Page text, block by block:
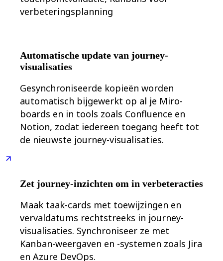
verbeteringsplanning
Automatische update van journey-
visualisaties
Gesynchroniseerde kopieën worden
automatisch bijgewerkt op al je Miro-
boards en in tools zoals Confluence en
Notion, zodat iedereen toegang heeft tot
de nieuwste journey-visualisaties.
Zet journey-inzichten om in verbeteracties
Maak taak-cards met toewijzingen en
vervaldatums rechtstreeks in journey-
visualisaties. Synchroniseer ze met
Kanban-weergaven en -systemen zoals Jira
en Azure DevOps.